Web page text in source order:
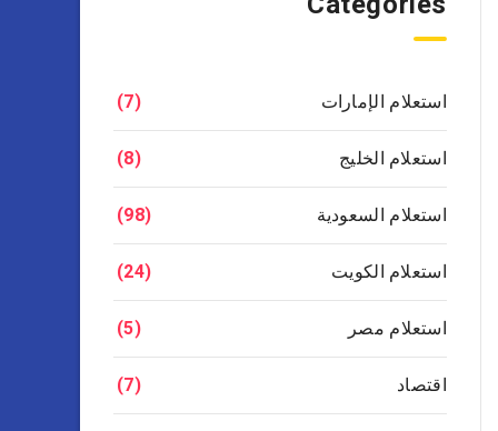
استعلام الإمارات (7)
استعلام الخليج (8)
استعلام السعودية (98)
استعلام الكويت (24)
استعلام مصر (5)
اقتصاد (7)